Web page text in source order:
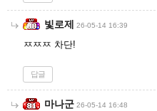
빛로제 26-05-14 16:39
ㅉㅉㅉ 차단!
답글
마나군 26-05-14 16:48